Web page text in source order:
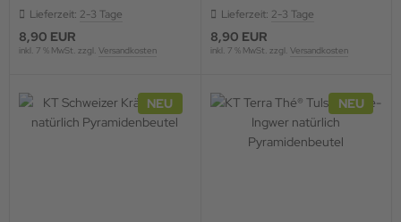
Lieferzeit: 2-3 Tage
8,90 EUR
inkl. 7 % MwSt. zzgl. Versandkosten
Lieferzeit: 2-3 Tage
8,90 EUR
inkl. 7 % MwSt. zzgl. Versandkosten
NEU NEU